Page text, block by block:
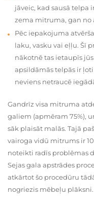
jāveic, kad sausā telpa
zema mitruma, gan no
Pēc iepakojuma
laku, vasku vai eļļu. Šī
nākotnē tas ietaupīs
apsildāmās telpās ir
neviens netraucē
Gandrīz visa mitruma
galiem (apmēram 75%),
sāk plaisāt malās. Tajā
vairoga vidū mitrums ir
noteikti radīs problēmas
Sejas gala apstrādes
atkārtot šo procedūru
nogriezis mēbeļu plāksni.